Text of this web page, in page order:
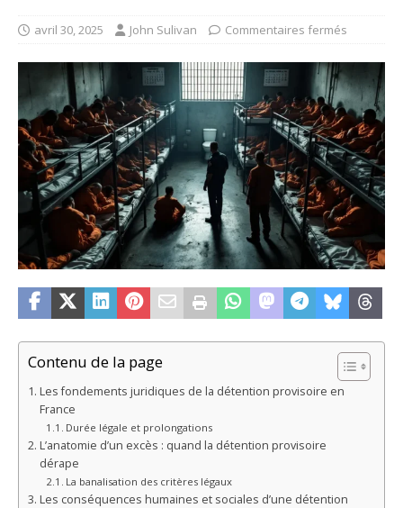
avril 30, 2025 John Sulivan Commentaires fermés
Contenu de la page
Les fondements juridiques de la détention provisoire en
France
Durée légale et prolongations
L’anatomie d’un excès : quand la détention provisoire
dérape
La banalisation des critères légaux
Les conséquences humaines et sociales d’une détention